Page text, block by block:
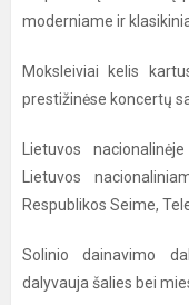
moderniame ir
Moksleiviai kelis
prestižinėse koncertų
Lietuvos
Lietuvos
Respublikos Seime,
Solinio dainavimo
dalyvauja šalies bei